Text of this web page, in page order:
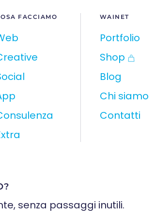
FACCIAMO WAINET
Portfolio
Shop
Blog
Chi siamo
Contatti
senza passaggi inutili.